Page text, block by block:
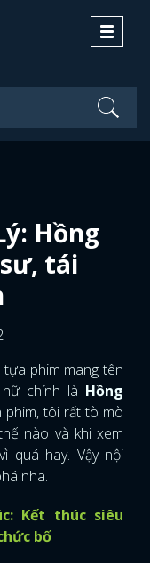
Toggle
Hồng
tái
phim mang tên
chính là Hồng
phim, tôi rất tò mò
nào và khi xem
quá hay. Vậy nội
nha.
Kết thúc siêu
bố